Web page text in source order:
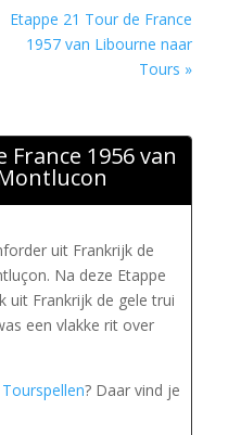
Etappe 21 Tour de France
1957 van Libourne naar
Tours »
France 1956 van
uit Frankrijk de
Na deze Etappe
uit Frankrijk de gele trui
een vlakke rit over
Tourspellen? Daar vind je